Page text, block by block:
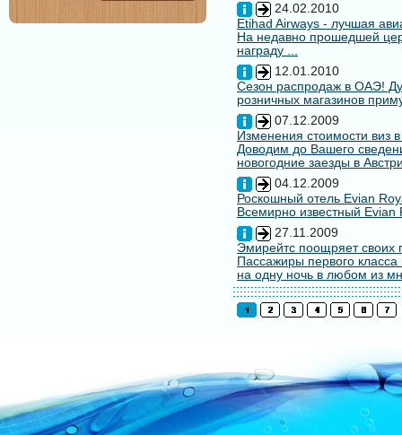
24.02.2010
Etihad Airways - лучшая
На недавно прошедшей
награду ...
12.01.2010
Сезон распродаж в ОАЭ!
розничных магазинов
07.12.2009
Изменения стоимости виз
Доводим до Вашего
новогодние заезды в
04.12.2009
Роскошный отель Evian
Всемирно известный
27.11.2009
Эмирейтс поощряет своих
Пассажиры первого
на одну ночь в любом из